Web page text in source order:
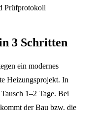
Prüfprotokoll
3 Schritten
ein modernes
Heizungsprojekt. In
1–2 Tage. Bei
der Bau bzw. die